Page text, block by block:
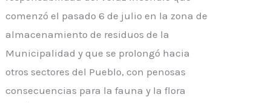
comenzó el pasado 6 de julio en la zona de
almacenamiento de residuos de la
Municipalidad y que se prolongó hacia
otros sectores del Pueblo, con penosas
consecuencias para la fauna y la flora